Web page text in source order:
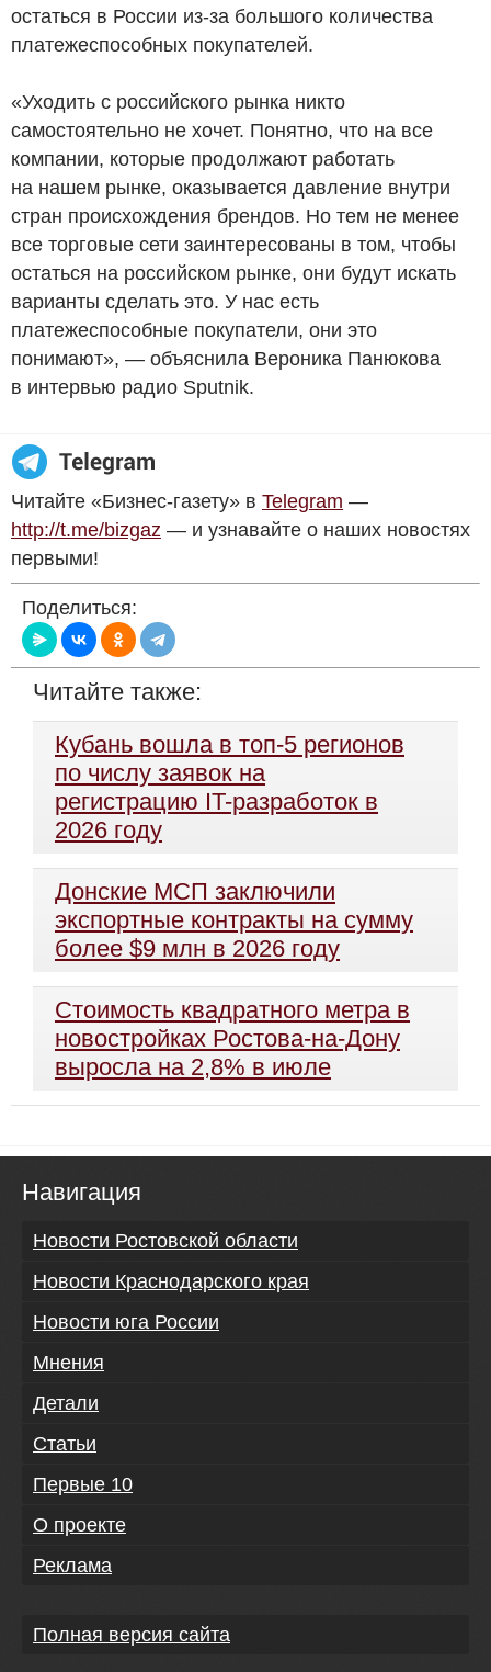
остаться в России из-за большого количества
платежеспособных покупателей.
«Уходить с российского рынка никто
самостоятельно не хочет. Понятно, что на все
компании, которые продолжают работать
на нашем рынке, оказывается давление внутри
стран происхождения брендов. Но тем не менее
все торговые сети заинтересованы в том, чтобы
остаться на российском рынке, они будут искать
варианты сделать это. У нас есть
платежеспособные покупатели, они это
понимают», — объяснила Вероника Панюкова
в интервью радио Sputnik.
Читайте «Бизнес-газету» в Telegram —
http://t.me/bizgaz — и узнавайте о наших новостях
первыми!
Поделиться:
Читайте также:
Кубань вошла в топ-5 регионов
по числу заявок на
регистрацию IT-разработок в
2026 году
Донские МСП заключили
экспортные контракты на сумму
более $9 млн в 2026 году
Стоимость квадратного метра в
новостройках Ростова-на-Дону
выросла на 2,8% в июле
Навигация
Новости Ростовской области
Новости Краснодарского края
Новости юга России
Мнения
Детали
Статьи
Первые 10
О проекте
Реклама
Полная версия сайта